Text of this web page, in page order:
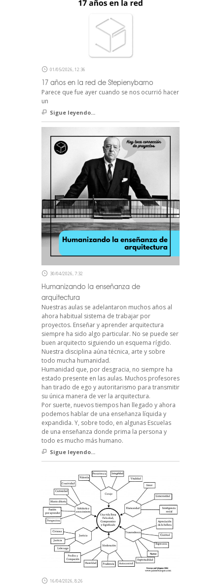
01/05/2026, 12:36
17 años en la red de Stepienybarno
Parece que fue ayer cuando se nos ocurrió hacer
un
Sigue leyendo...
30/04/2026, 7:32
Humanizando la enseñanza de
arquitectura
Nuestras aulas se adelantaron muchos años al
ahora habitual sistema de trabajar por
proyectos. Enseñar y aprender arquitectura
siempre ha sido algo particular. No se puede ser
buen arquitecto siguiendo un esquema rígido.
Nuestra disciplina aúna técnica, arte y sobre
todo mucha humanidad.
Humanidad que, por desgracia, no siempre ha
estado presente en las aulas. Muchos profesores
han tirado de ego y autoritarismo para transmitir
su única manera de ver la arquitectura.
Por suerte, nuevos tiempos han llegado y ahora
podemos hablar de una enseñanza líquida y
expandida. Y, sobre todo, en algunas Escuelas
de una enseñanza donde prima la persona y
todo es mucho más humano.
Sigue leyendo...
16/04/2026, 8:26